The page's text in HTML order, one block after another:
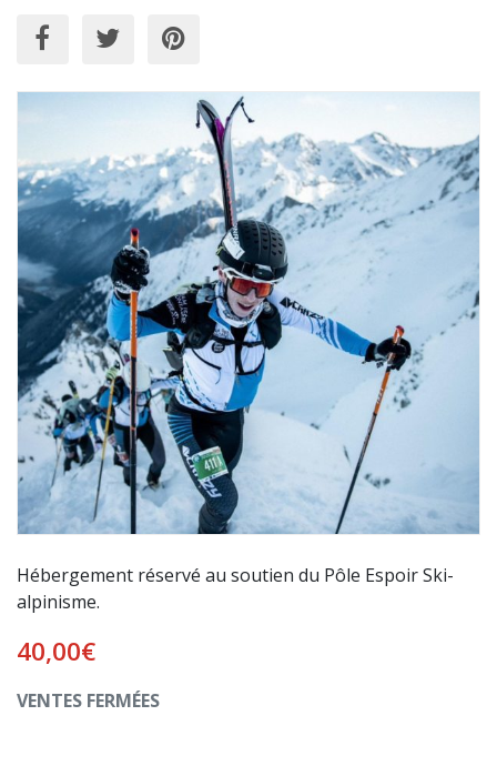
Hébergement réservé au soutien du Pôle Espoir Ski-
alpinisme.
40,00€
VENTES FERMÉES